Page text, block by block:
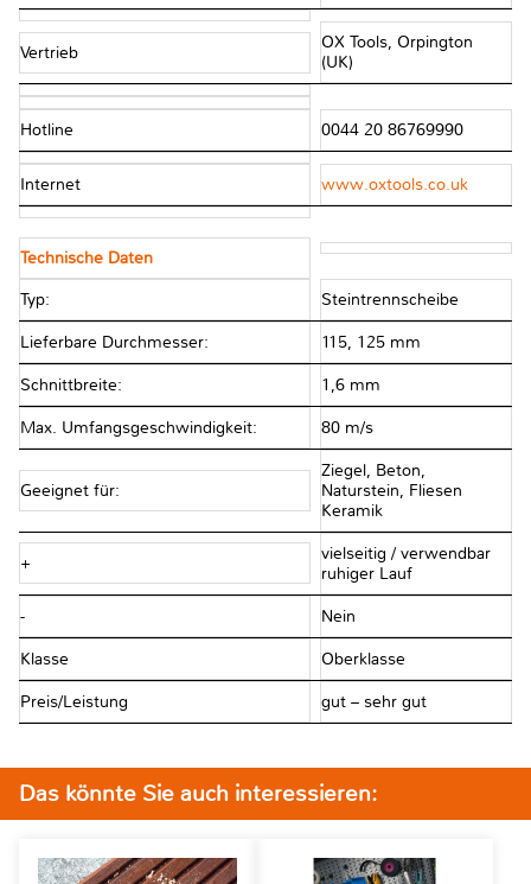
Vertrieb
OX Tools, Orpington
(UK)
Hotline 0044 20 86769990
Internet www.oxtools.co.uk
Technische Daten
Typ: Steintrennscheibe
Lieferbare Durchmesser: 115, 125 mm
Schnittbreite: 1,6 mm
Max. Umfangsgeschwindigkeit: 80 m/s
Geeignet für:
Ziegel, Beton,
Naturstein, Fliesen
Keramik
+
vielseitig / verwendbar
ruhiger Lauf
- Nein
Klasse Oberklasse
Preis/Leistung gut – sehr gut
Das könnte Sie auch interessieren: